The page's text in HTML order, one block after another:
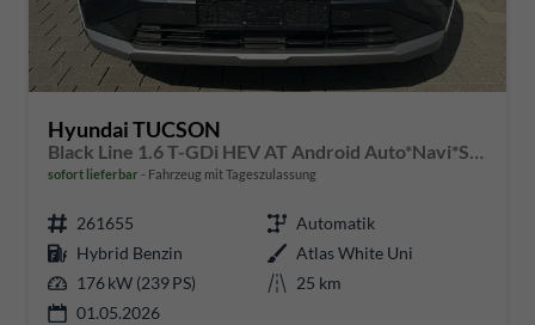
Hyundai TUCSON
sofort lieferbar Fahrzeug mit Tageszulassung
261655
Automatik
Hybrid Benzin
Atlas White Uni
176 kW (239 PS)
25 km
01.05.2026